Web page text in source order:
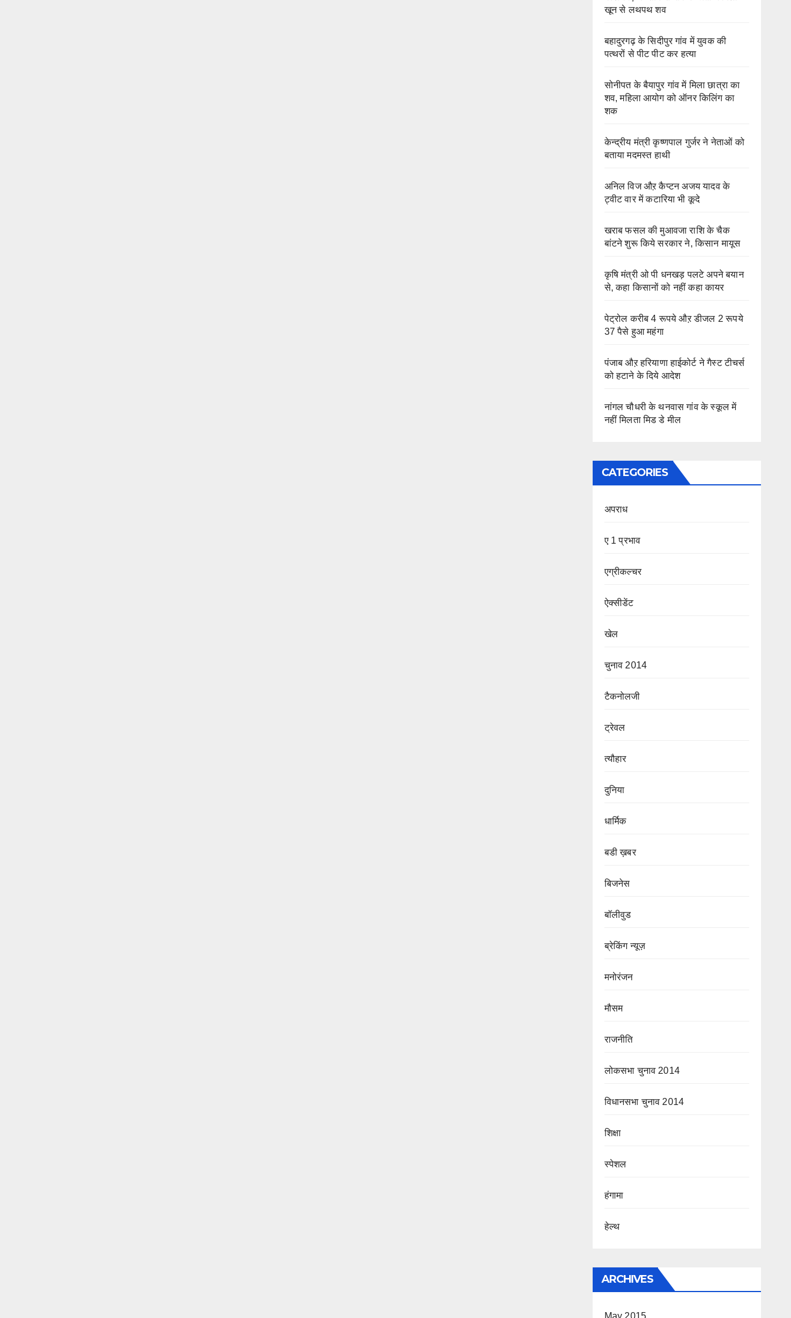
खून से लथपथ शव
बहादुरगढ़ के सिदीपुर गांव में युवक की
पत्थरों से पीट पीट कर हत्या
सोनीपत के बैयापुर गांव में मिला छात्रा का
शव, महिला आयोग को ऑनर किलिंग का
शक
केन्द्रीय मंत्री कृष्णपाल गुर्जर ने नेताओं को
बताया मदमस्त हाथी
अनिल विज औऱ कैप्टन अजय यादव के
ट्वीट वार में कटारिया भी कूदे
खराब फसल की मुआवजा राशि के चैक
बांटने शुरू किये सरकार ने, किसान मायूस
कृषि मंत्री ओ पी धनखड़ पलटे अपने बयान
से, कहा किसानों को नहीं कहा कायर
पेट्रोल करीब 4 रूपये औऱ डीजल 2 रूपये
37 पैसे हुआ महंगा
पंजाब औऱ हरियाणा हाईकोर्ट ने गैस्ट टीचर्स
को हटाने के दिये आदेश
नांगल चौधरी के थनवास गांव के स्कूल में
नहीं मिलता मिड डे मील
CATEGORIES
अपराध
ए 1 प्रभाव
एग्रीकल्चर
ऐक्सीडेंट
खेल
चुनाव 2014
टैकनोलजी
ट्रेवल
त्यौहार
दुनिया
धार्मिक
बडी ख़बर
बिजनेस
बॉलीवुड
ब्रेकिंग न्यूज़
मनोरंजन
मौसम
राजनीति
लोकसभा चुनाव 2014
विधानसभा चुनाव 2014
शिक्षा
स्पेशल
हंगामा
हेल्थ
ARCHIVES
May 2015